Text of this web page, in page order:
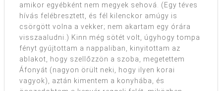
amikor egyébként nem megyek sehová. (Egy téves
hívás felébresztett, és fél kilenckor amúgy is
csörgött volna a vekker; nem akartam egy órára
visszaaludni.) Kinn még sötét volt, úgyhogy tompa
fényt gyújtottam a nappaliban, kinyitottam az
ablakot, hogy szellőzzön a szoba, megetettem
Áfonyát (nagyon örült neki, hogy ilyen korai
vagyok), aztán kimentem a konyhába, és